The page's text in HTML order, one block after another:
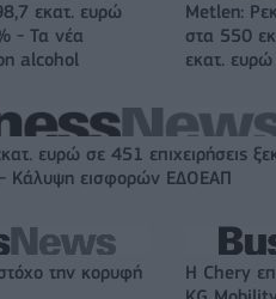
εκατ. ευρώ
- Τα νέα
alcohol
Metlen:
στα 550
εκατ. ευρώ
ευρώ σε 451 επιχειρήσεις
Κάλυψη εισφορών ΕΔΟΕΑΠ
την κορυφή
Η Chery